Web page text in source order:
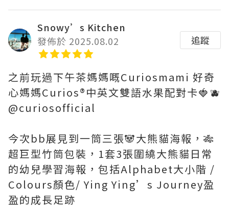
Snowy’s Kitchen
發佈於 2025.08.02
追蹤
之前玩過下午茶媽媽嘅Curiosmami 好奇
心媽媽Curios®️中英文雙語水果配對卡🍓🫐
@curiosofficial
今次bb展見到一筒三張🐼大熊貓海報，🎋
超巨型竹筒包裝，1套3張圍繞大熊貓日常
的幼兒學習海報，包括Alphabet大小階 /
Colours顏色/ Ying Ying’s Journey盈
盈的成長足跡